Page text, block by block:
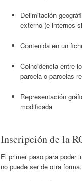
Delimitación
externo (e internos
Contenida en un
Coincidencia entre
parcela o parcelas
Representación
modificada
Inscripción de la
El primer paso para poder
no puede ser de otra